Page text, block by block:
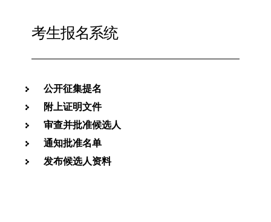
考生报名系统
公开征集提名
附上证明文件
审查并批准候选人
通知批准名单
发布候选人资料